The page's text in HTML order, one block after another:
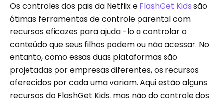
Os controles dos pais da Netflix e FlashGet Kids são
ótimas ferramentas de controle parental com
recursos eficazes para ajuda -lo a controlar o
conteúdo que seus filhos podem ou não acessar. No
entanto, como essas duas plataformas são
projetadas por empresas diferentes, os recursos
oferecidos por cada uma variam. Aqui estão alguns
recursos do FlashGet Kids, mas não do controle dos